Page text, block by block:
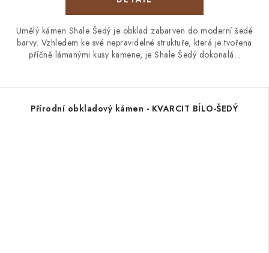
Umělý kámen Shale Šedý je obklad zabarven do moderní šedé
barvy. Vzhledem ke své nepravidelné struktuře, která je tvořena
příčně lámanými kusy kamene, je Shale Šedý dokonalá...
Přírodní obkladový kámen - KVARCIT BÍLO-ŠEDÝ